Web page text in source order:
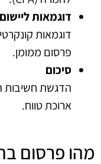
דוגמאות
דוגמאות
פרסום ממומן.
סיכום
הדגשת חשיבות
ארוכת טווח.
מהו פרסום